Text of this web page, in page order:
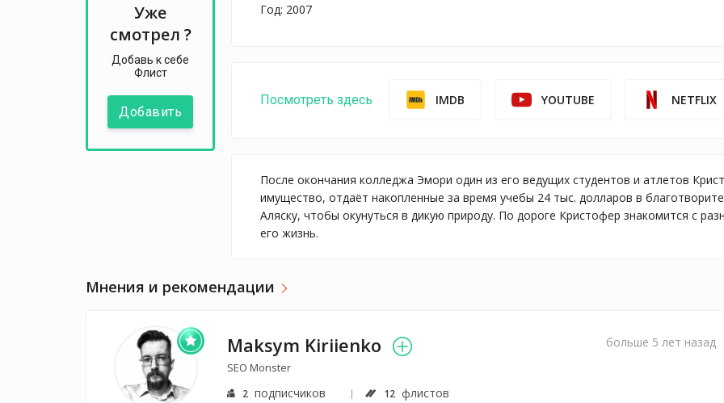
Уже
смотрел ?
Добавь к себе
Флист
Добавить
Год: 2007
Посмотреть здесь IMDB YOUTUBE NETFLIX
После окончания колледжа Эмори один из его ведущих студентов и атлетов
имущество, отдаёт накопленные за время учебы 24 тыс. долларов в
Аляску, чтобы окунуться в дикую природу. По дороге Кристофер знакомится с
его жизнь.
Мнения и рекомендации
Maksym Kiriienko
SEO Monster
2 подписчиков 12 флистов
больше 5 лет назад